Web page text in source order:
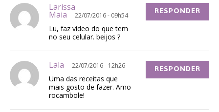
Larissa
Maia 22/07/2016 - 09h54
Lu, faz video do que tem
no seu celular. beijos ?
RESPONDER
Lala 22/07/2016 - 12h26
Uma das receitas que
mais gosto de fazer. Amo
rocambole!
RESPONDER